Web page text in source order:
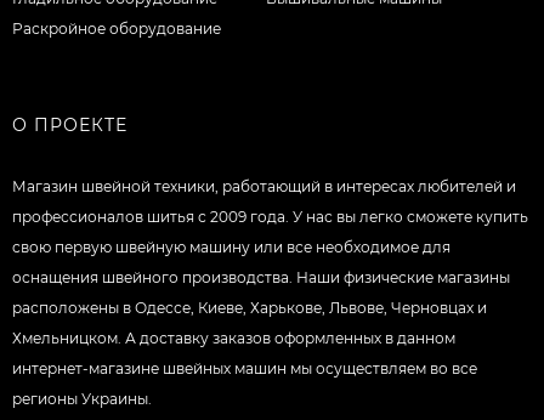
Раскройное оборудование
О ПРОЕКТЕ
Магазин швейной техники, работающий в интересах любителей и
профессионалов шитья с 2009 года. У нас вы легко сможете купить
свою первую швейную машину или все необходимое для
оснащения швейного производства. Наши физические магазины
расположены в Одессе, Киеве, Харькове, Львове, Черновцах и
Хмельницком. А доставку заказов оформленных в данном
интернет-магазине швейных машин мы осуществляем во все
регионы Украины.